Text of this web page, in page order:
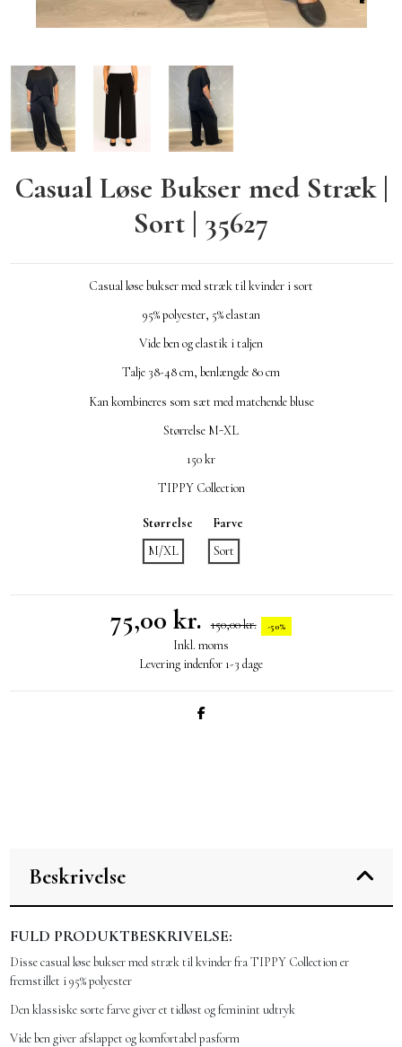
Casual Løse Bukser med Stræk |
Sort | 35627
Casual løse bukser med stræk til kvinder i sort
95% polyester, 5% elastan
Vide ben og elastik i taljen
Talje 38-48 cm, benlængde 80 cm
Kan kombineres som sæt med matchende bluse
Størrelse M-XL
150 kr
TIPPY Collection
Størrelse
M/XL
Farve
Sort
75,00 kr. 150,00 kr. -50%
Inkl. moms
Levering indenfor 1-3 dage
Beskrivelse
FULD PRODUKTBESKRIVELSE:
Disse casual løse bukser med stræk til kvinder fra TIPPY Collection er
fremstillet i 95% polyester
Den klassiske sorte farve giver et tidløst og feminint udtryk
Vide ben giver afslappet og komfortabel pasform